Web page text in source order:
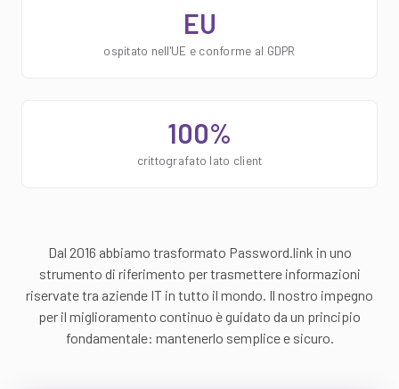
EU
ospitato nell'UE e conforme al GDPR
100%
crittografato lato client
Dal 2016 abbiamo trasformato Password.link in uno
strumento di riferimento per trasmettere informazioni
riservate tra aziende IT in tutto il mondo. Il nostro impegno
per il miglioramento continuo è guidato da un principio
fondamentale: mantenerlo semplice e sicuro.